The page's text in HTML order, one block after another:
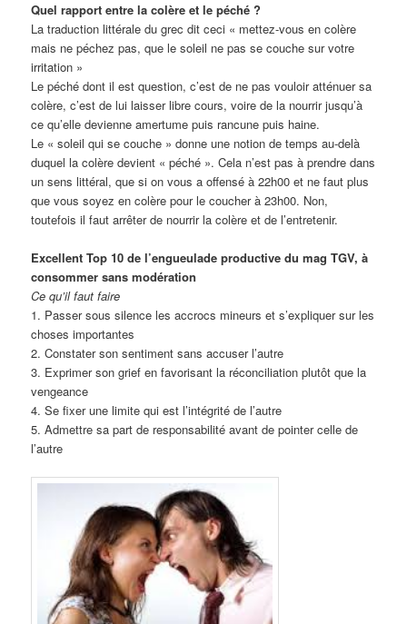
Quel rapport entre la colère et le péché ?
La traduction littérale du grec dit ceci « mettez-vous en colère
mais ne péchez pas, que le soleil ne pas se couche sur votre
irritation »
Le péché dont il est question, c’est de ne pas vouloir atténuer sa
colère, c’est de lui laisser libre cours, voire de la nourrir jusqu’à
ce qu’elle devienne amertume puis rancune puis haine.
Le « soleil qui se couche » donne une notion de temps au-delà
duquel la colère devient « péché ». Cela n’est pas à prendre dans
un sens littéral, que si on vous a offensé à 22h00 et ne faut plus
que vous soyez en colère pour le coucher à 23h00. Non,
toutefois il faut arrêter de nourrir la colère et de l’entretenir.
Excellent Top 10 de l’engueulade productive du mag TGV, à
consommer sans modération
Ce qu’il faut faire
1. Passer sous silence les accrocs mineurs et s’expliquer sur les
choses importantes
2. Constater son sentiment sans accuser l’autre
3. Exprimer son grief en favorisant la réconciliation plutôt que la
vengeance
4. Se fixer une limite qui est l’intégrité de l’autre
5. Admettre sa part de responsabilité avant de pointer celle de
l’autre